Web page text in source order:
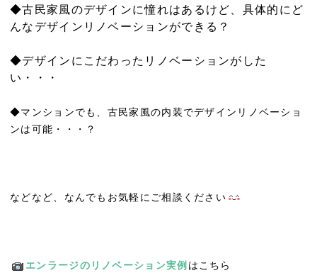
◆古民家風のデザインに憧れはあるけど、具体的にど
んなデザインリノベーションができる？
◆デザインにこだわったリノベーションがした
い・・・
◆マンションでも、古民家風の内装でデザインリノベーショ
ンは可能・・・？
などなど、なんでもお気軽にご相談ください
エンラージのリノベーション実例はこちら